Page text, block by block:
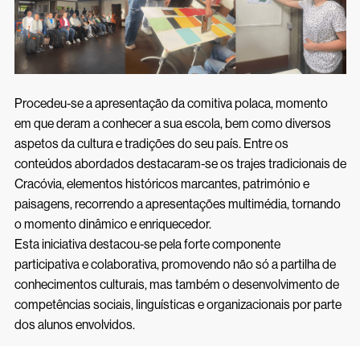
Procedeu-se a apresentação da comitiva polaca, momento
em que deram a conhecer a sua escola, bem como diversos
aspetos da cultura e tradições do seu país. Entre os
conteúdos abordados destacaram-se os trajes tradicionais de
Cracóvia, elementos históricos marcantes, património e
paisagens, recorrendo a apresentações multimédia, tornando
o momento dinâmico e enriquecedor.
Esta iniciativa destacou-se pela forte componente
participativa e colaborativa, promovendo não só a partilha de
conhecimentos culturais, mas também o desenvolvimento de
competências sociais, linguísticas e organizacionais por parte
dos alunos envolvidos.